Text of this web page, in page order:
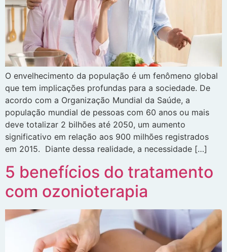
O envelhecimento da população é um fenômeno global
que tem implicações profundas para a sociedade. De
acordo com a Organização Mundial da Saúde, a
população mundial de pessoas com 60 anos ou mais
deve totalizar 2 bilhões até 2050, um aumento
significativo em relação aos 900 milhões registrados
em 2015. Diante dessa realidade, a necessidade […]
5 benefícios do tratamento
com ozonioterapia